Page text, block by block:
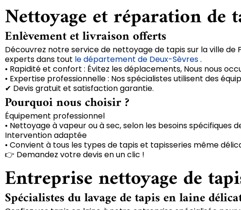
Nettoyage et réparation de
Enlèvement et livraison offerts
Découvrez notre service de nettoyage de tapis sur la ville
experts dans tout le département de Deux-Sèvres.
• Rapidité et confort : Évitez les déplacements, Nous nous
• Expertise professionnelle : Nos spécialistes utilisent des
✔ Devis gratuit et satisfaction garantie.
Pourquoi nous choisir ?
Équipement professionnel
• Nettoyage à vapeur ou à sec, selon les besoins spécifiques
Intervention adaptée
• Convient à tous les types de tapis et tapisseries même
👉 Demandez votre devis en un clic !
Entreprise nettoyage de
Spécialistes du lavage de tapis en laine